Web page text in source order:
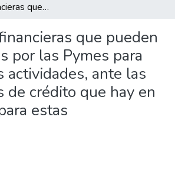
Estrategias financieras que pueden ser utilizadas por las Pymes para financiar sus actividades, ante las restricciones de crédito que hay en el mercado para estas
que pueden
por las Pymes para
actividades, ante las
de crédito que hay en
estas